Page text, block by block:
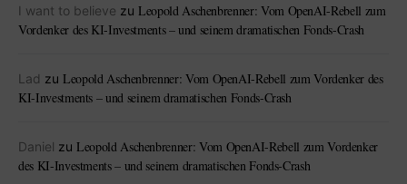
I want to believe zu Leopold Aschenbrenner: Vom OpenAI-Rebell zum
Vordenker des KI-Investments – und seinem dramatischen Fonds-Crash
Lad zu Leopold Aschenbrenner: Vom OpenAI-Rebell zum Vordenker des
KI-Investments – und seinem dramatischen Fonds-Crash
Daniel zu Leopold Aschenbrenner: Vom OpenAI-Rebell zum Vordenker
des KI-Investments – und seinem dramatischen Fonds-Crash